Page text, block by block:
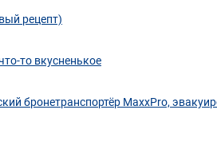
рецепт)
то вкусненькое
бронетранспортёр MaxxPro,